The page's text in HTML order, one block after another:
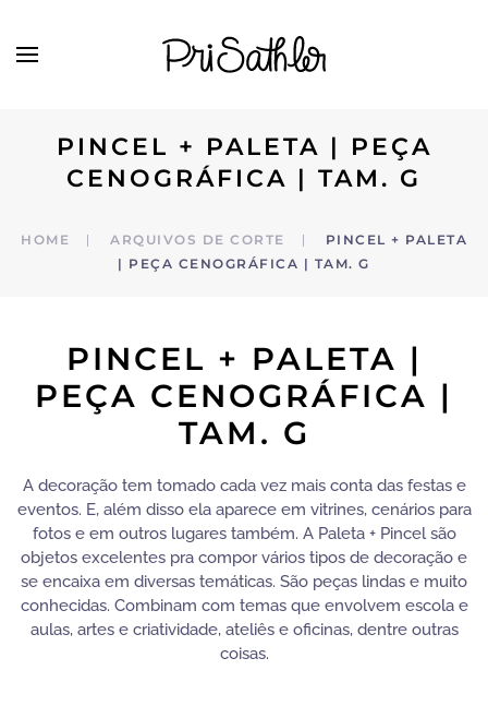
Skip to main content
PINCEL + PALETA | PEÇA
CENOGRÁFICA | TAM. G
HOME ARQUIVOS DE CORTE
PINCEL + PALETA
| PEÇA CENOGRÁFICA | TAM. G
PINCEL + PALETA |
PEÇA CENOGRÁFICA |
TAM. G
A decoração tem tomado cada vez mais conta das festas e
eventos. E, além disso ela aparece em vitrines, cenários para
fotos e em outros lugares também. A Paleta + Pincel são
objetos excelentes pra compor vários tipos de decoração e
se encaixa em diversas temáticas. São peças lindas e muito
conhecidas. Combinam com temas que envolvem escola e
aulas, artes e criatividade, ateliês e oficinas, dentre outras
coisas.